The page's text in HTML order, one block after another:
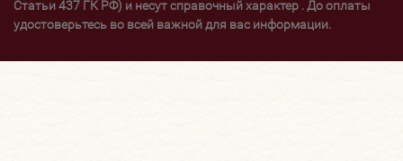
Статьи 437 ГК РФ) и несут справочный характер . До оплаты
удостоверьтесь во всей важной для вас информации.